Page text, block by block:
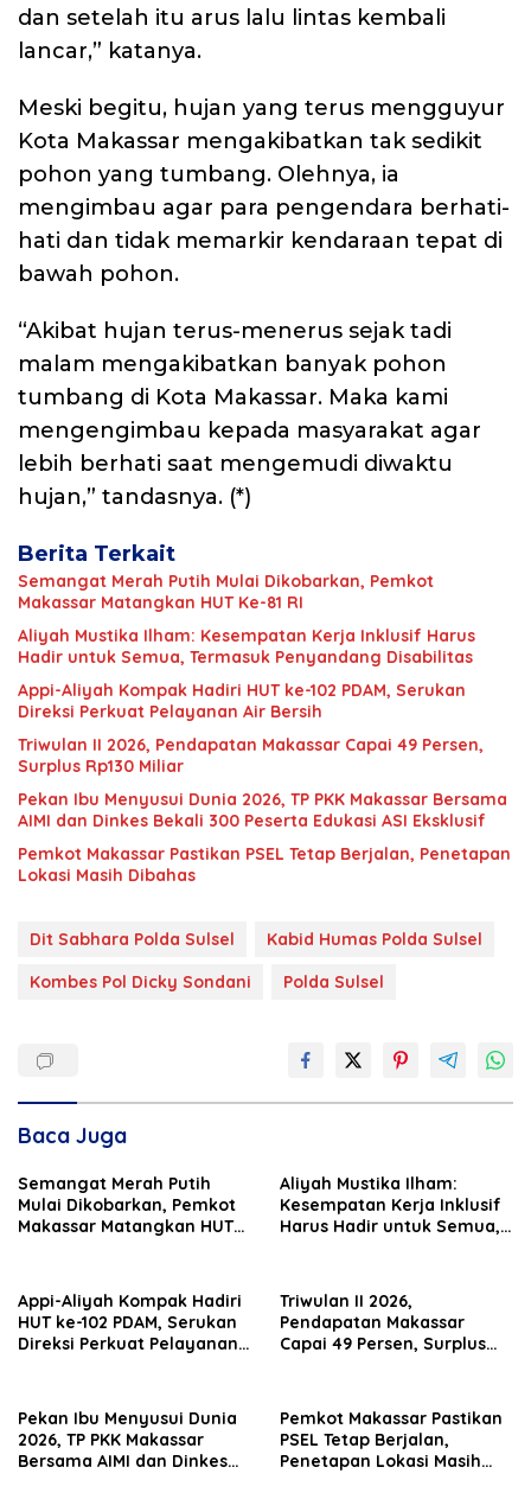
dan setelah itu arus lalu lintas kembali
lancar,” katanya.
Meski begitu, hujan yang terus mengguyur
Kota Makassar mengakibatkan tak sedikit
pohon yang tumbang. Olehnya, ia
mengimbau agar para pengendara berhati-
hati dan tidak memarkir kendaraan tepat di
bawah pohon.
“Akibat hujan terus-menerus sejak tadi
malam mengakibatkan banyak pohon
tumbang di Kota Makassar. Maka kami
mengengimbau kepada masyarakat agar
lebih berhati saat mengemudi diwaktu
hujan,” tandasnya. (*)
Berita Terkait
Semangat Merah Putih Mulai Dikobarkan, Pemkot
Makassar Matangkan HUT Ke-81 RI
Aliyah Mustika Ilham: Kesempatan Kerja Inklusif Harus
Hadir untuk Semua, Termasuk Penyandang Disabilitas
Appi-Aliyah Kompak Hadiri HUT ke-102 PDAM, Serukan
Direksi Perkuat Pelayanan Air Bersih
Triwulan II 2026, Pendapatan Makassar Capai 49 Persen,
Surplus Rp130 Miliar
Pekan Ibu Menyusui Dunia 2026, TP PKK Makassar Bersama
AIMI dan Dinkes Bekali 300 Peserta Edukasi ASI Eksklusif
Pemkot Makassar Pastikan PSEL Tetap Berjalan, Penetapan
Lokasi Masih Dibahas
Dit Sabhara Polda Sulsel
Kabid Humas Polda Sulsel
Kombes Pol Dicky Sondani
Polda Sulsel
Baca Juga
Semangat Merah Putih
Mulai Dikobarkan, Pemkot
Makassar Matangkan HUT
Aliyah Mustika Ilham:
Kesempatan Kerja Inklusif
Harus Hadir untuk Semua,
Appi-Aliyah Kompak Hadiri
HUT ke-102 PDAM, Serukan
Direksi Perkuat Pelayanan
Triwulan II 2026,
Pendapatan Makassar
Capai 49 Persen, Surplus
Pekan Ibu Menyusui Dunia
2026, TP PKK Makassar
Bersama AIMI dan Dinkes
Pemkot Makassar Pastikan
PSEL Tetap Berjalan,
Penetapan Lokasi Masih